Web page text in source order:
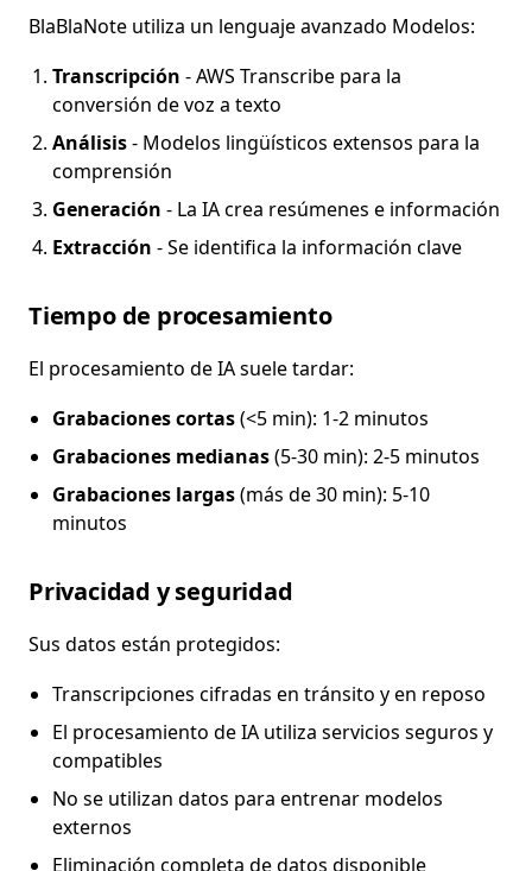
BlaBlaNote utiliza un lenguaje avanzado Modelos:
Transcripción - AWS Transcribe para la
conversión de voz a texto
Análisis- Modelos lingüísticos extensos para la
comprensión
Generación - La IA crea resúmenes e información
Extracción - Se identifica la información clave
Tiempo de procesamiento
El procesamiento de IA suele tardar:
Grabaciones cortas(<5 min): 1-2 minutos
Grabaciones medianas(5-30 min): 2-5 minutos
Grabaciones largas(más de 30 min): 5-10
minutos
Privacidad y seguridad
Sus datos están protegidos:
Transcripciones cifradas en tránsito y en reposo
El procesamiento de IA utiliza servicios seguros y
compatibles
No se utilizan datos para entrenar modelos
externos
Eliminación completa de datos disponible